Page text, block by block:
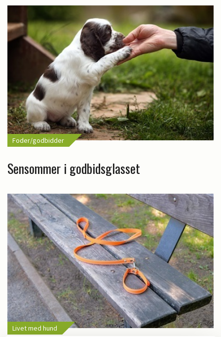
Foder/godbidder
Sensommer i godbidsglasset
Livet med hund